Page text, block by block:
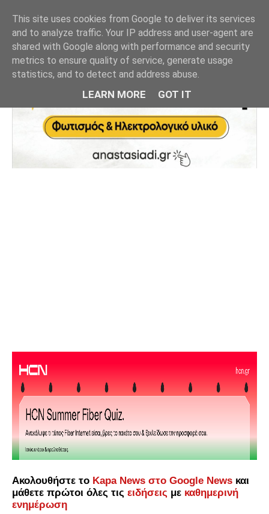
Ακολουθήστε το Kapa News στο Google News και
μάθετε πρώτοι όλες τις ειδήσεις με καθημερινή
ενημέρωση
This site uses cookies from Google to deliver its services
and to analyze traffic. Your IP address and user-agent are
shared with Google along with performance and security
metrics to ensure quality of service, generate usage
statistics, and to detect and address abuse.
LEARN MORE GOT IT